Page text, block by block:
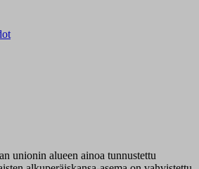
unionin alueen ainoa tunnustettu